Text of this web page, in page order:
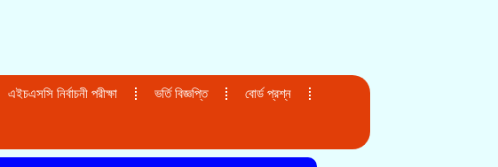
এইচএসসি নির্বাচনী পরীক্ষা ভর্তি বিজ্ঞপ্তি বোর্ড প্রশ্ন